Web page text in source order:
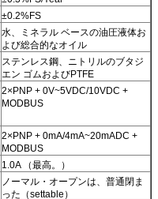
±0.2%FS
水、ミネラル ベースの油圧液体お
よび総合的なオイル
ステンレス鋼、ニトリルのブタジ
エン ゴムおよびPTFE
2×PNP + 0V~5VDC/10VDC +
MODBUS
2×PNP + 0mA/4mA~20mADC +
MODBUS
1.0A （最高。）
ノーマル・オープンは、普通閉ま
った（settable）